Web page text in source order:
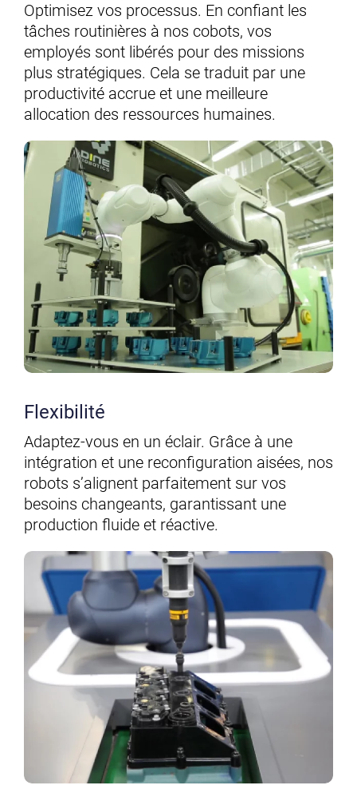
Optimisez vos processus. En confiant les
tâches routinières à nos cobots, vos
employés sont libérés pour des missions
plus stratégiques. Cela se traduit par une
productivité accrue et une meilleure
allocation des ressources humaines.
Flexibilité
Adaptez-vous en un éclair. Grâce à une
intégration et une reconfiguration aisées, nos
robots s’alignent parfaitement sur vos
besoins changeants, garantissant une
production fluide et réactive.